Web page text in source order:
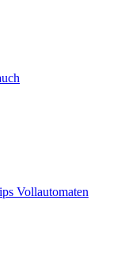
Vollautomaten